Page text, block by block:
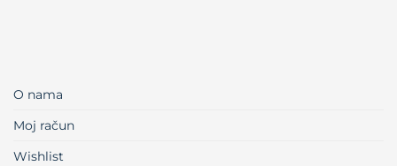
O nama
Moj račun
Wishlist